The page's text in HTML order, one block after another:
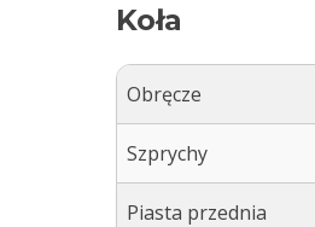
Koła
Obręcze
Szprychy
Piasta przednia